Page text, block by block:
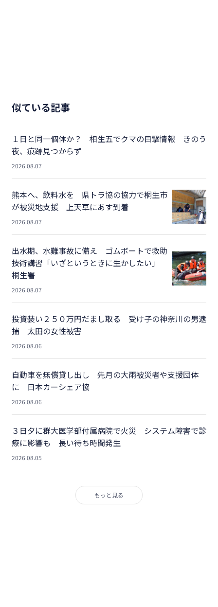
似ている記事
１日と同一個体か？ 相生五でクマの目撃情報 きのう
夜、痕跡見つからず
2026.08.07
熊本へ、飲料水を 県トラ協の協力で桐生市
が被災地支援 上天草にあす到着
2026.08.07
出水期、水難事故に備え ゴムボートで救助
技術講習「いざというときに生かしたい」
桐生署
2026.08.07
投資装い２５０万円だまし取る 受け子の神奈川の男逮
捕 太田の女性被害
2026.08.06
自動車を無償貸し出し 先月の大雨被災者や支援団体
に 日本カーシェア協
2026.08.06
３日夕に群大医学部付属病院で火災 システム障害で診
療に影響も 長い待ち時間発生
2026.08.05
もっと見る